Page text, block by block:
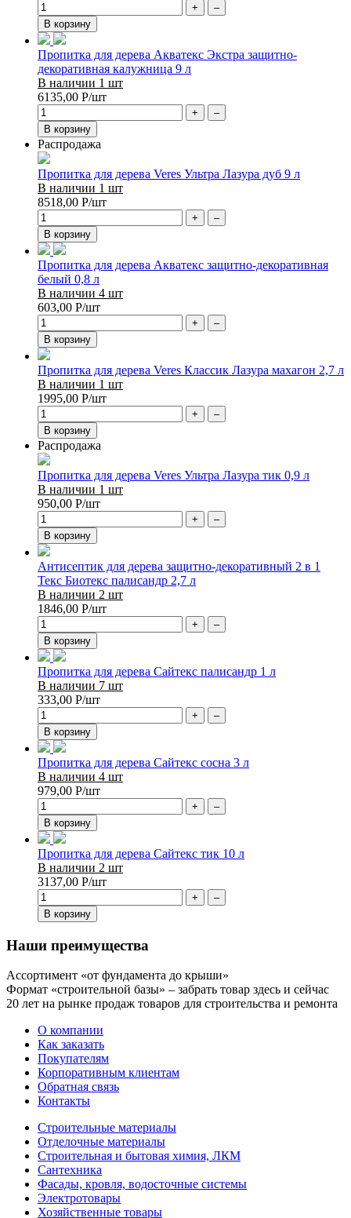
+
–
В корзину
Пропитка для дерева Акватекс Экстра защитно-
декоративная калужница 9 л
В наличии 1 шт
6135,00 Р/шт
+
–
В корзину
Распродажа
Пропитка для дерева Veres Ультра Лазура дуб 9 л
В наличии 1 шт
8518,00 Р/шт
+
–
В корзину
Пропитка для дерева Акватекс защитно-декоративная
белый 0,8 л
В наличии 4 шт
603,00 Р/шт
+
–
В корзину
Пропитка для дерева Veres Классик Лазура махагон 2,7 л
В наличии 1 шт
1995,00 Р/шт
+
–
В корзину
Распродажа
Пропитка для дерева Veres Ультра Лазура тик 0,9 л
В наличии 1 шт
950,00 Р/шт
+
–
В корзину
Антисептик для дерева защитно-декоративный 2 в 1
Текс Биотекс палисандр 2,7 л
В наличии 2 шт
1846,00 Р/шт
+
–
В корзину
Пропитка для дерева Сайтекс палисандр 1 л
В наличии 7 шт
333,00 Р/шт
+
–
В корзину
Пропитка для дерева Сайтекс сосна 3 л
В наличии 4 шт
979,00 Р/шт
+
–
В корзину
Пропитка для дерева Сайтекс тик 10 л
В наличии 2 шт
3137,00 Р/шт
+
–
В корзину
Наши преимущества
Ассортимент «от фундамента до крыши»
Формат «строительной базы» – забрать товар здесь и сейчас
20 лет на рынке продаж товаров для строительства и ремонта
О компании
Как заказать
Покупателям
Корпоративным клиентам
Обратная связь
Контакты
Строительные материалы
Отделочные материалы
Строительная и бытовая химия, ЛКМ
Сантехника
Фасады, кровля, водосточные системы
Электротовары
Хозяйственные товары